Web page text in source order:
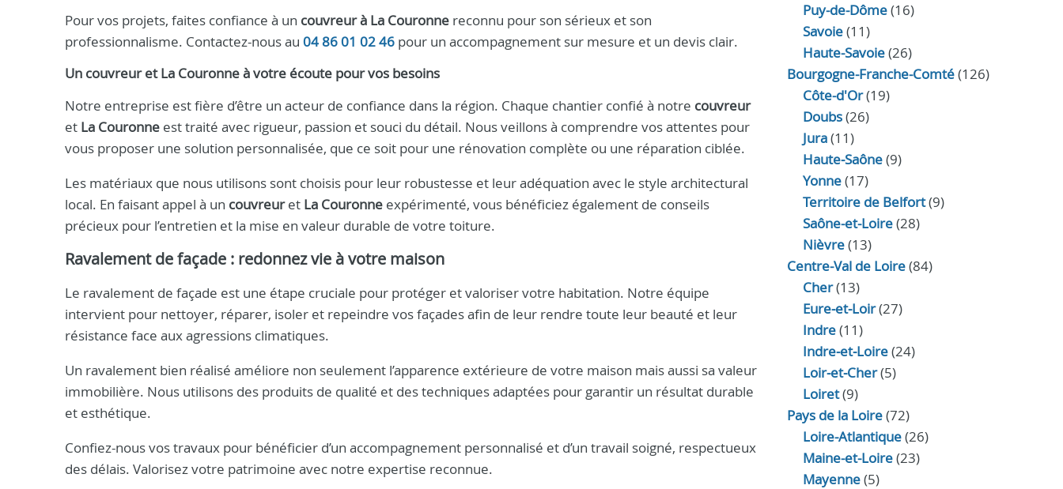
Pour vos projets, faites confiance à un couvreur à La Couronne reconnu pour son sérieux et son
professionnalisme. Contactez-nous au 04 86 01 02 46 pour un accompagnement sur mesure et un devis clair.
Un couvreur et La Couronne à votre écoute pour vos besoins
Notre entreprise est fière d’être un acteur de confiance dans la région. Chaque chantier confié à notre couvreur
et La Couronne est traité avec rigueur, passion et souci du détail. Nous veillons à comprendre vos attentes pour
vous proposer une solution personnalisée, que ce soit pour une rénovation complète ou une réparation ciblée.
Les matériaux que nous utilisons sont choisis pour leur robustesse et leur adéquation avec le style architectural
local. En faisant appel à un couvreuret La Couronne expérimenté, vous bénéficiez également de conseils
précieux pour l’entretien et la mise en valeur durable de votre toiture.
Ravalement de façade : redonnez vie à votre maison
Le ravalement de façade est une étape cruciale pour protéger et valoriser votre habitation. Notre équipe
intervient pour nettoyer, réparer, isoler et repeindre vos façades afin de leur rendre toute leur beauté et leur
résistance face aux agressions climatiques.
Un ravalement bien réalisé améliore non seulement l’apparence extérieure de votre maison mais aussi sa valeur
immobilière. Nous utilisons des produits de qualité et des techniques adaptées pour garantir un résultat durable
et esthétique.
Confiez-nous vos travaux pour bénéficier d’un accompagnement personnalisé et d’un travail soigné, respectueux
des délais. Valorisez votre patrimoine avec notre expertise reconnue.
Puy-de-Dôme(16)
Savoie(11)
Haute-Savoie(26)
Bourgogne-Franche-Comté(126)
Côte-d'Or(19)
Doubs(26)
Jura(11)
Haute‑Saône(9)
Yonne(17)
Territoire de Belfort(9)
Saône-et-Loire(28)
Nièvre(13)
Centre-Val de Loire(84)
Cher(13)
Eure‑et‑Loir(27)
Indre(11)
Indre‑et‑Loire(24)
Loir‑et‑Cher(5)
Loiret(9)
Pays de la Loire(72)
Loire-Atlantique(26)
Maine-et-Loire(23)
Mayenne(5)